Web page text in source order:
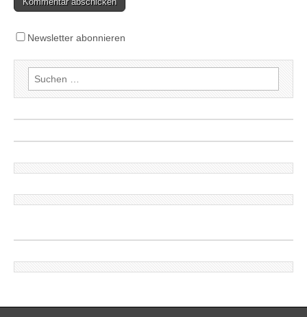
Newsletter abonnieren
Suchen
nach: